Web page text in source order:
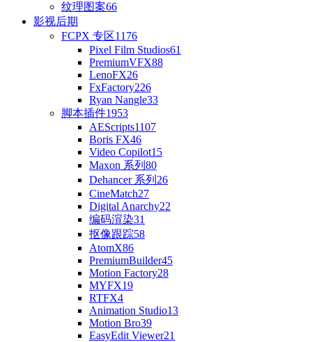
纹理图案66
影视后期
FCPX 专区1176
Pixel Film Studios61
PremiumVFX88
LenoFX26
FxFactory226
Ryan Nangle33
脚本插件1953
AEScripts1107
Boris FX46
Video Copilot15
Maxon 系列 80
Dehancer 系列 26
CineMatch27
Digital Anarchy22
编码渲染31
抠像跟踪58
AtomX86
PremiumBuilder45
Motion Factory28
MYFX19
RTFX4
Animation Studio13
Motion Bro39
EasyEdit Viewer21